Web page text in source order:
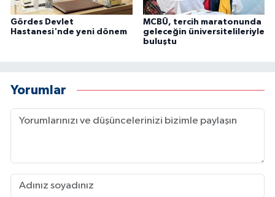
Gördes Devlet
Hastanesi'nde yeni dönem
MCBÜ, tercih maratonunda
geleceğin üniversitelileriyle
buluştu
Yorumlar